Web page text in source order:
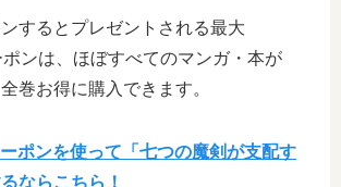
するとプレゼントされる最大
ンは、ほぼすべてのマンガ・本が
巻お得に購入できます。
ポンを使って「七つの魔剣が支配す
ならこちら！